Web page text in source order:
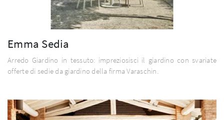
Emma Sedia
Arredo Giardino in tessuto: impreziosisci il giardino con svariate
offerte di sedie da giardino della firma Varaschin.